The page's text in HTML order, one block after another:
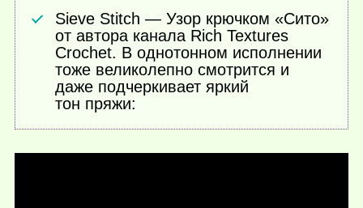
Sieve Stitch — Узор крючком «Сито»
от автора канала Rich Textures
Crochet. В однотонном исполнении
тоже великолепно смотрится и
даже подчеркивает яркий
тон пряжи: